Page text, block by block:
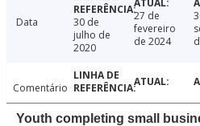
Data
30 de
julho de
2020
27 de
fevereiro
de 2024
Comentário
Youth completing small